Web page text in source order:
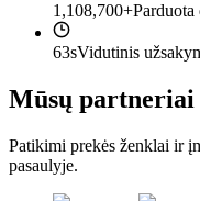
1,108,700+
63sVidutinis
Mūsų partneriai
Patikimi prekės ženklai ir
pasaulyje.